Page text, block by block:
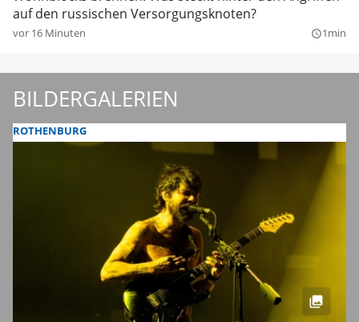
auf den russischen Versorgungsknoten?
vor 16 Minuten query_builder1min
BILDERGALERIEN
ROTHENBURG